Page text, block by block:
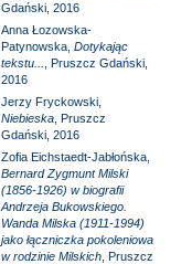
Gdański, 2016
Anna Łozowska-
Patynowska, Dotykając
tekstu...
, Pruszcz Gdański,
2016
Jerzy Fryckowski,
Niebieska, Pruszcz
Gdański, 2016
Zofia Eichstaedt-Jabłońska,
Bernard Zygmunt Milski
(1856-1926) w biografii
Andrzeja Bukowskiego.
Wanda Milska (1911-1994)
jako łączniczka pokoleniowa
w rodzinie Milskich, Pruszcz